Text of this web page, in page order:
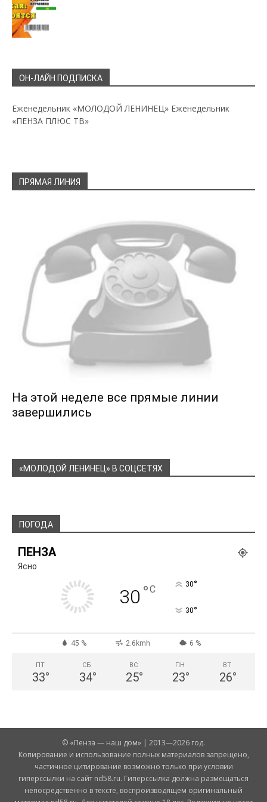
ОН-ЛАЙН ПОДПИСКА
Еженедельник «МОЛОДОЙ ЛЕНИНЕЦ» Еженедельник
«ПЕНЗА ПЛЮС ТВ»
ПРЯМАЯ ЛИНИЯ
На этой неделе все прямые линии
завершились
«МОЛОДОЙ ЛЕНИНЕЦ» В СОЦСЕТЯХ
ПОГОДА
ПЕНЗА
Ясно
30 °C 30°
30°
45 % 2.6kmh 6 %
ПТ
33°
СБ
34°
ВС
25°
ПН
23°
ВТ
26°
© «Пенза — наш дом» | 2013—2026 год.
Копирование и использование полных материалов запрещено,
частичное цитирование возможно только при условии
гиперссылки на сайт nd58.ru. Гиперссылка должна размещаться
непосредственно в тексте, воспроизводящем оригинальный